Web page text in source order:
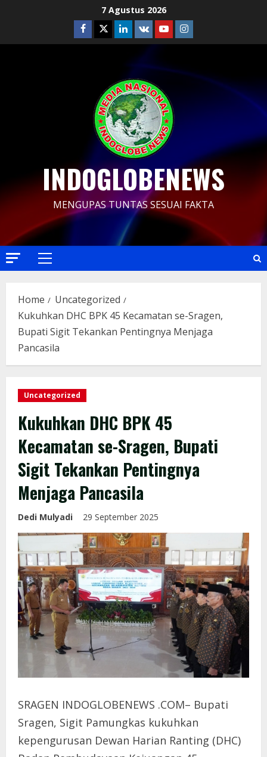
7 Agustus 2026
Facebook
TwitterLinkedin
VK YoutubeInstagram
INDOGLOBENEWS
MENGUPAS TUNTAS SESUAI FAKTA
Primary
Home
Uncategorized
Kukuhkan DHC BPK 45 Kecamatan se-Sragen,
Bupati Sigit Tekankan Pentingnya Menjaga
Pancasila
Uncategorized
Kukuhkan DHC BPK 45
Kecamatan se-Sragen, Bupati
Sigit Tekankan Pentingnya
Menjaga Pancasila
Dedi Mulyadi 29 September 2025
SRAGEN INDOGLOBENEWS .COM– Bupati
Sragen, Sigit Pamungkas kukuhkan
kepengurusan Dewan Harian Ranting (DHC)